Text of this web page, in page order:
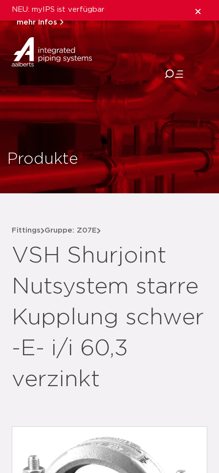
NEU: myIPS ist verfügbar
mehr Infos
schließen
Produkte
Fittings Gruppe: Z07E
VSH Shurjoint
Nutsystem starre
Kupplung schwer
-E- i/i 60,3
verzinkt